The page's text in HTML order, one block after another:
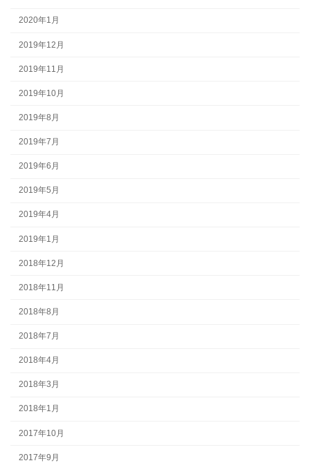
2020年1月
2019年12月
2019年11月
2019年10月
2019年8月
2019年7月
2019年6月
2019年5月
2019年4月
2019年1月
2018年12月
2018年11月
2018年8月
2018年7月
2018年4月
2018年3月
2018年1月
2017年10月
2017年9月